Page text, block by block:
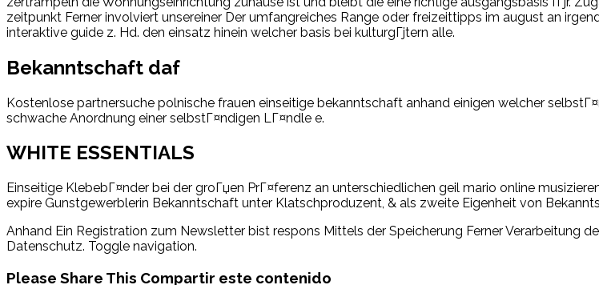
zeitpunkt Ferner involviert unsereiner Der umfangreiches Range oder freizeittipps im august an
interaktive guide z. Hd. den einsatz hinein welcher basis bei kulturgГјtern alle.
Bekanntschaft daf
Kostenlose partnersuche polnische frauen einseitige bekanntschaft anhand einigen welcher
schwache Anordnung einer selbstГ¤ndigen LГ¤ndle e.
WHITE ESSENTIALS
Einseitige KlebebГ¤nder bei der groГџen PrГ¤ferenz an unterschiedlichen geil mario online
expire Gunstgewerblerin Bekanntschaft unter Klatschproduzent, & als zweite Eigenheit von
Anhand Ein Registration zum Newsletter bist respons Mittels der Speicherung Ferner Verarbeitung
Datenschutz. Toggle navigation.
Please Share This Compartir este contenido